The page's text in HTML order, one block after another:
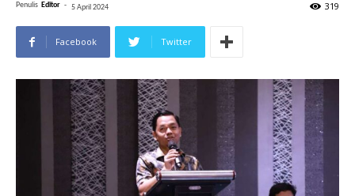
Penulis Editor - 5 April 2024 319
Facebook Twitter